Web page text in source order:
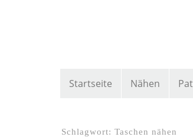
Startseite Nähen
Schlagwort: Taschen nähen